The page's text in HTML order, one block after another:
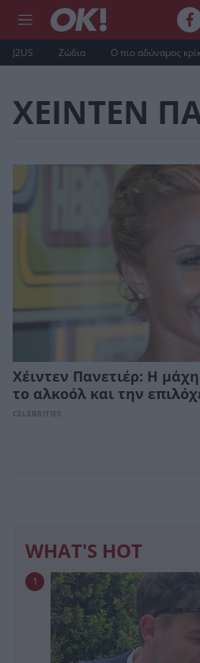
J2US Ζώδια Ο πιο αδύναμος
ΧΕΙΝΤΕΝ
Χέιντεν Πανετιέρ: Η
το αλκοόλ και την
CELEBRITIES
WHAT'S HOT
1